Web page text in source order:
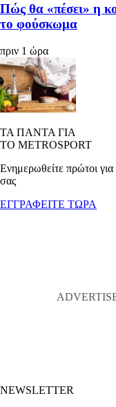
Πώς θα «πέσει» η
το φούσκωμα
πριν 1 ώρα
ΤΑ ΠΑΝΤΑ ΓΙΑ
ΤΟ METROSPORT
Ενημερωθείτε πρώτοι
σας
ΕΓΓΡΑΦΕΙΤΕ ΤΩΡΑ
NEWSLETTER